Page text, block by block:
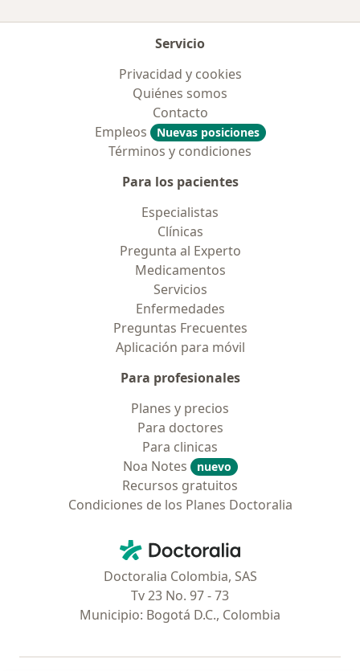
Servicio
Privacidad y cookies
Quiénes somos
Contacto
Empleos
Nuevas posiciones
Términos y condiciones
Para los pacientes
Especialistas
Clínicas
Pregunta al Experto
Medicamentos
Servicios
Enfermedades
Preguntas Frecuentes
Aplicación para móvil
Para profesionales
Planes y precios
Para doctores
Para clinicas
Noa Notes
nuevo
Recursos gratuitos
Condiciones de los Planes Doctoralia
Doctoralia - Página de inicio
Doctoralia Colombia, SAS
Tv 23 No. 97 - 73
Municipio: Bogotá D.C., Colombia